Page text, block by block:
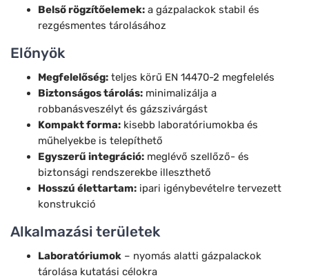
Belső rögzítőelemek: a gázpalackok stabil és
rezgésmentes tárolásához
Előnyök
Megfelelőség: teljes körű EN 14470-2 megfelelés
Biztonságos tárolás: minimalizálja a
robbanásveszélyt és gázszivárgást
Kompakt forma: kisebb laboratóriumokba és
műhelyekbe is telepíthető
Egyszerű integráció: meglévő szellőző- és
biztonsági rendszerekbe illeszthető
Hosszú élettartam: ipari igénybevételre tervezett
konstrukció
Alkalmazási területek
Laboratóriumok – nyomás alatti gázpalackok
tárolása kutatási célokra